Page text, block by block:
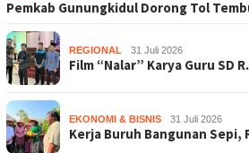
Pemkab Gunungkidul Dorong Tol
REGIONAL 31 Juli 2026
Film “Nalar” Karya Guru SD
EKONOMI & BISNIS 31 Juli 2026
Kerja Buruh Bangunan